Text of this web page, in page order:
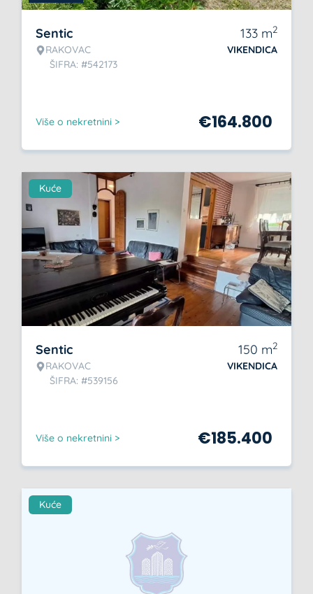
Sentic
RAKOVAC
ŠIFRA: #542173
133 m2
VIKENDICA
Više o nekretnini > €164.800
Kuće
Sentic
RAKOVAC
ŠIFRA: #539156
150 m2
VIKENDICA
Više o nekretnini > €185.400
Kuće